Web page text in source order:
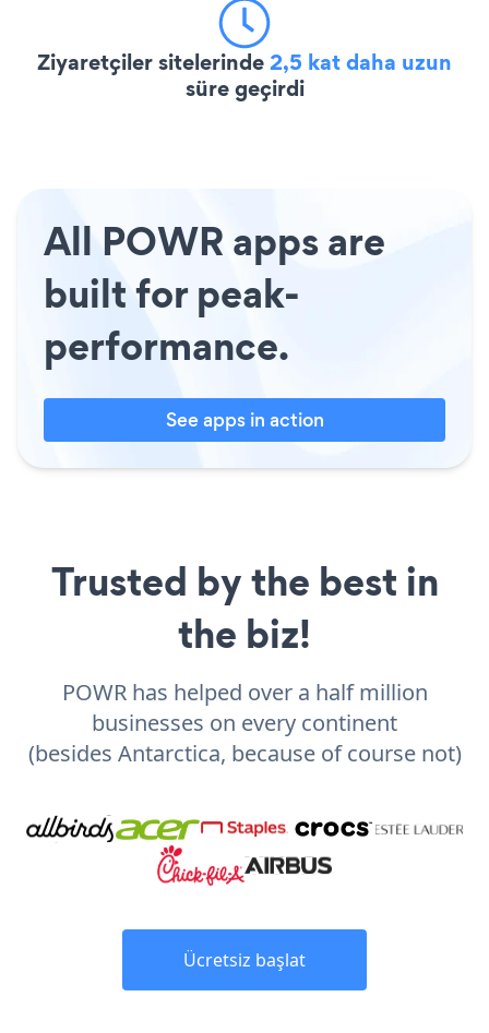
Ziyaretçiler sitelerinde2,5 kat daha uzun
süre geçirdi
All POWR apps are
built for peak-
performance.
See apps in action
Trusted by the best in
the biz!
POWR has helped over a half million
businesses on every continent
(besides Antarctica, because of course not)
Ücretsiz başlat